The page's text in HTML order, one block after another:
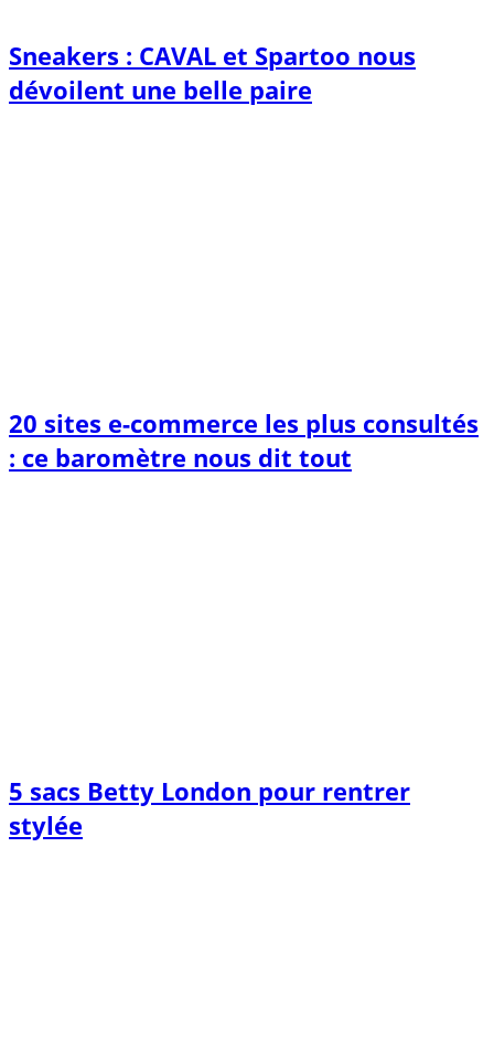
Sneakers : CAVAL et Spartoo nous
dévoilent une belle paire
20 sites e-commerce les plus consultés
: ce baromètre nous dit tout
5 sacs Betty London pour rentrer
stylée